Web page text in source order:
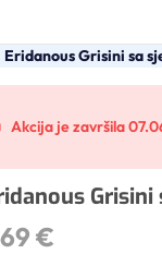
Eridanous Grisini sa
Akcija je završila
€